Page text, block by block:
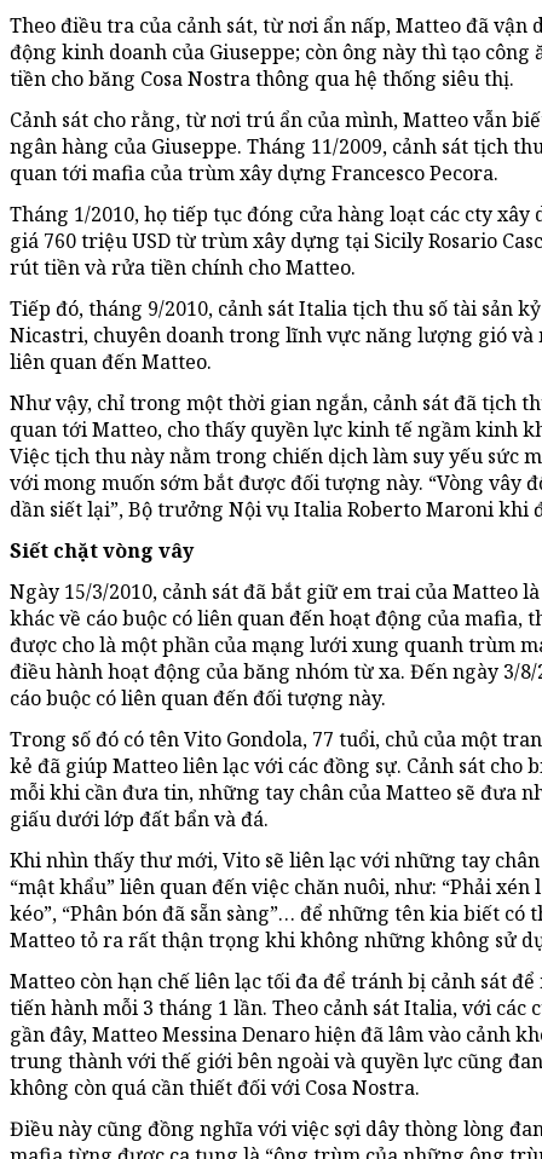
Theo điều tra của cảnh sát, từ nơi ẩn nấp, Matteo đã
động kinh doanh của Giuseppe; còn ông này thì tạo
tiền cho băng Cosa Nostra thông qua hệ thống siêu thị.
Cảnh sát cho rằng, từ nơi trú ẩn của mình, Matteo vẫn
ngân hàng của Giuseppe. Tháng 11/2009, cảnh sát tịch
quan tới mafia của trùm xây dựng Francesco Pecora.
Tháng 1/2010, họ tiếp tục đóng cửa hàng loạt các cty
giá 760 triệu USD từ trùm xây dựng tại Sicily Rosario
rút tiền và rửa tiền chính cho Matteo.
Tiếp đó, tháng 9/2010, cảnh sát Italia tịch thu số tài sản
Nicastri, chuyên doanh trong lĩnh vực năng lượng gió và
liên quan đến Matteo.
Như vậy, chỉ trong một thời gian ngắn, cảnh sát đã tịch
quan tới Matteo, cho thấy quyền lực kinh tế ngầm kinh
Việc tịch thu này nằm trong chiến dịch làm suy yếu sức
với mong muốn sớm bắt được đối tượng này. “Vòng vây
dần siết lại”, Bộ trưởng Nội vụ Italia Roberto Maroni khi
Siết chặt vòng vây
Ngày 15/3/2010, cảnh sát đã bắt giữ em trai của Matteo
khác về cáo buộc có liên quan đến hoạt động của
được cho là một phần của mạng lưới xung quanh trùm
điều hành hoạt động của băng nhóm từ xa. Đến ngày 3/
cáo buộc có liên quan đến đối tượng này.
Trong số đó có tên Vito Gondola, 77 tuổi, chủ của một
kẻ đã giúp Matteo liên lạc với các đồng sự. Cảnh sát cho
mỗi khi cần đưa tin, những tay chân của Matteo sẽ đưa
giấu dưới lớp đất bẩn và đá.
Khi nhìn thấy thư mới, Vito sẽ liên lạc với những tay
“mật khẩu” liên quan đến việc chăn nuôi, như: “Phải xén
kéo”, “Phân bón đã sẵn sàng”… để những tên kia biết có
Matteo tỏ ra rất thận trọng khi không những không sử
Matteo còn hạn chế liên lạc tối đa để tránh bị cảnh sát
tiến hành mỗi 3 tháng 1 lần. Theo cảnh sát Italia, với
gần đây, Matteo Messina Denaro hiện đã lâm vào cảnh
trung thành với thế giới bên ngoài và quyền lực cũng
không còn quá cần thiết đối với Cosa Nostra.
Điều này cũng đồng nghĩa với việc sợi dây thòng lòng